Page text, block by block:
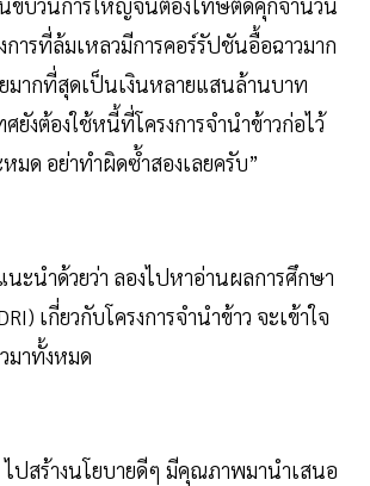
ารที่ล้มเหลวมีการคอร์รัปชันอื้อฉาวมาก
มากที่สุดเป็นเงินหลายแสนล้านบาท
ยังต้องใช้หนี้ที่โครงการจำนำข้าวก่อไว้
มด อย่าทำผิดซ้ำสองเลยครับ”
ะนำด้วยว่า ลองไปหาอ่านผลการศึกษา
เกี่ยวกับโครงการจำนำข้าว จะเข้าใจ
มาทั้งหมด
ปสร้างนโยบายดีๆ มีคุณภาพมานำเสนอ